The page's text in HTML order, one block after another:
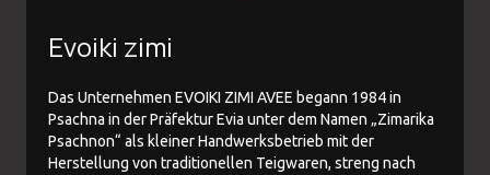
Evoiki zimi
Das Unternehmen EVOIKI ZIMI AVEE begann 1984 in
Psachna in der Präfektur Evia unter dem Namen „Zimarika
Psachnon“ als kleiner Handwerksbetrieb mit der
Herstellung von traditionellen Teigwaren, streng nach